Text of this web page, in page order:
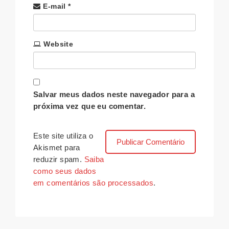
E-mail *
Website
Salvar meus dados neste navegador para a
próxima vez que eu comentar.
Este site utiliza o
Akismet para
reduzir spam. Saiba
como seus dados
em comentários são processados.